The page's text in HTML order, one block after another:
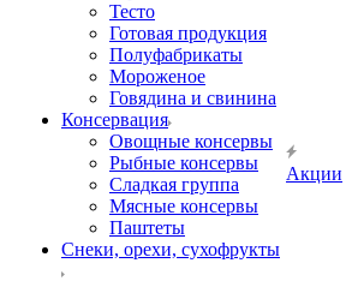
Тесто
Готовая продукция
Полуфабрикаты
Мороженое
Говядина и свинина
Консервация
Овощные консервы
Рыбные консервы
Сладкая группа
Мясные консервы
Паштеты
Снеки, орехи, сухофрукты
Акции